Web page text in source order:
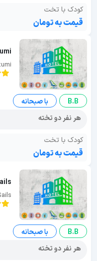
کودک با تخت
قیمت به تومان
B.B
با صبحانه
هر نفر دو تخته
کودک با تخت
قیمت به تومان
B.B
با صبحانه
هر نفر دو تخته